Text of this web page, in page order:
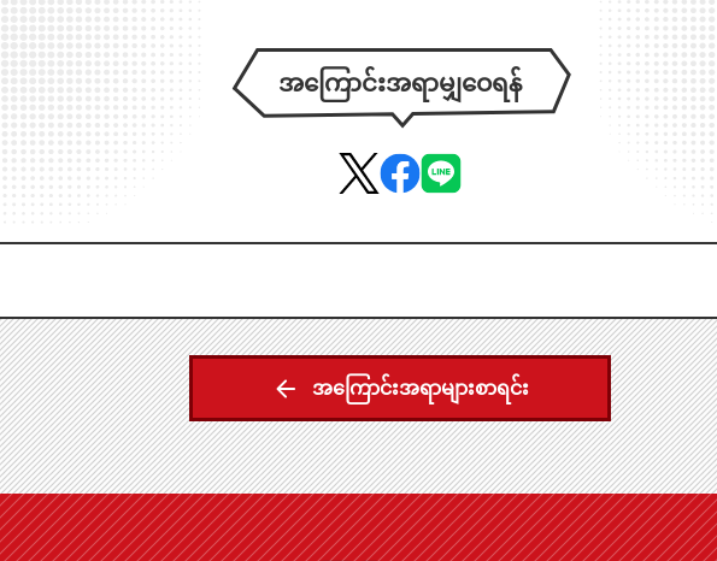
အကြောင်းအရာမျှဝေရန်
အကြောင်းအရာများစာရင်း